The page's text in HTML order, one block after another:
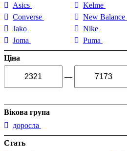
Asics
Converse
Jako
Joma
Kelme
New Balance
Nike
Puma
Ціна
—
Вікова група
доросла
Стать